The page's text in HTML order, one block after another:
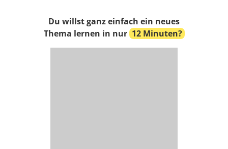
Du willst ganz einfach ein neues
Thema lernen in nur 12 Minuten?